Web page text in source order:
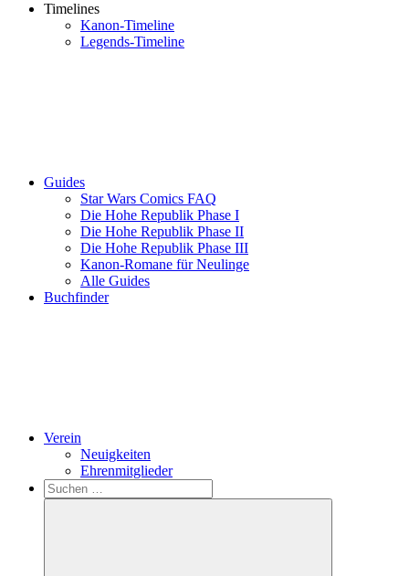
Timelines
Kanon-Timeline
Legends-Timeline
Guides
Star Wars Comics FAQ
Die Hohe Republik Phase I
Die Hohe Republik Phase II
Die Hohe Republik Phase III
Kanon-Romane für Neulinge
Alle Guides
Buchfinder
Verein
Neuigkeiten
Ehrenmitglieder
Search
Suchen
nach: